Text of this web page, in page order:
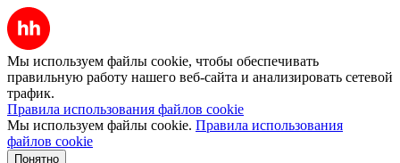
Мы используем файлы cookie, чтобы обеспечивать
правильную работу нашего веб-сайта и анализировать сетевой
трафик.
Правила использования файлов cookie
Мы используем файлы cookie. Правила использования
файлов cookie
Понятно